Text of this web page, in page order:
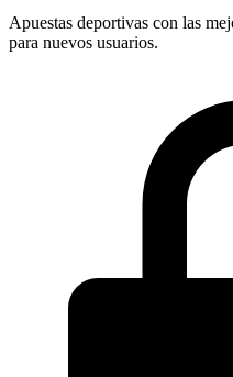
Apuestas deportivas con las
para nuevos usuarios.